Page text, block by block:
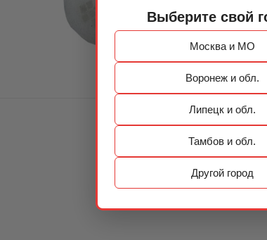
Выберите свой
Москва и МО
Воронеж и обл.
Липецк и обл.
Тамбов и обл.
Другой город